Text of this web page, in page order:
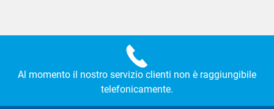
Al momento il nostro servizio clienti non è raggiungibile
telefonicamente.